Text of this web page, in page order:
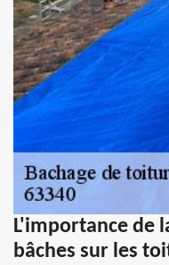
L'importance de
bâches sur les